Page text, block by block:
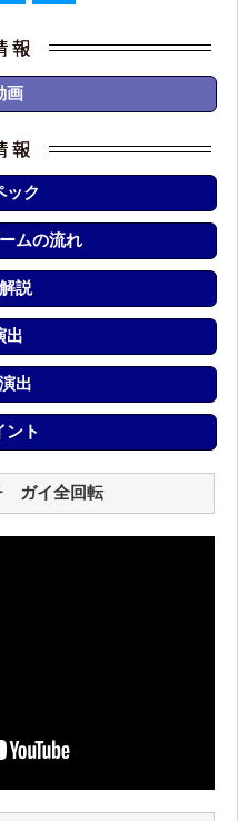
画
ック
ムの流れ
説
出
出
ント
ガイ全回転